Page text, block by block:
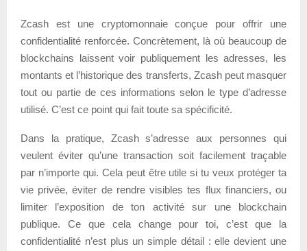
Zcash est une cryptomonnaie conçue pour offrir une
confidentialité renforcée. Concrètement, là où beaucoup de
blockchains laissent voir publiquement les adresses, les
montants et l’historique des transferts, Zcash peut masquer
tout ou partie de ces informations selon le type d’adresse
utilisé. C’est ce point qui fait toute sa spécificité.
Dans la pratique, Zcash s’adresse aux personnes qui
veulent éviter qu’une transaction soit facilement traçable
par n’importe qui. Cela peut être utile si tu veux protéger ta
vie privée, éviter de rendre visibles tes flux financiers, ou
limiter l’exposition de ton activité sur une blockchain
publique. Ce que cela change pour toi, c’est que la
confidentialité n’est plus un simple détail : elle devient une